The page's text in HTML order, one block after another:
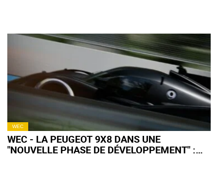
WEC
WEC - LA PEUGEOT 9X8 DANS UNE
"NOUVELLE PHASE DE DÉVELOPPEMENT" :